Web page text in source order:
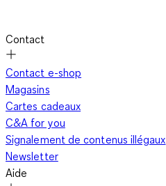
Contact
Contact e-shop
Magasins
Cartes cadeaux
C&A for you
Signalement de contenus illégaux
Newsletter
Aide